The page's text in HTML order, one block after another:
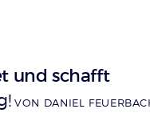
und schafft
VON DANIEL